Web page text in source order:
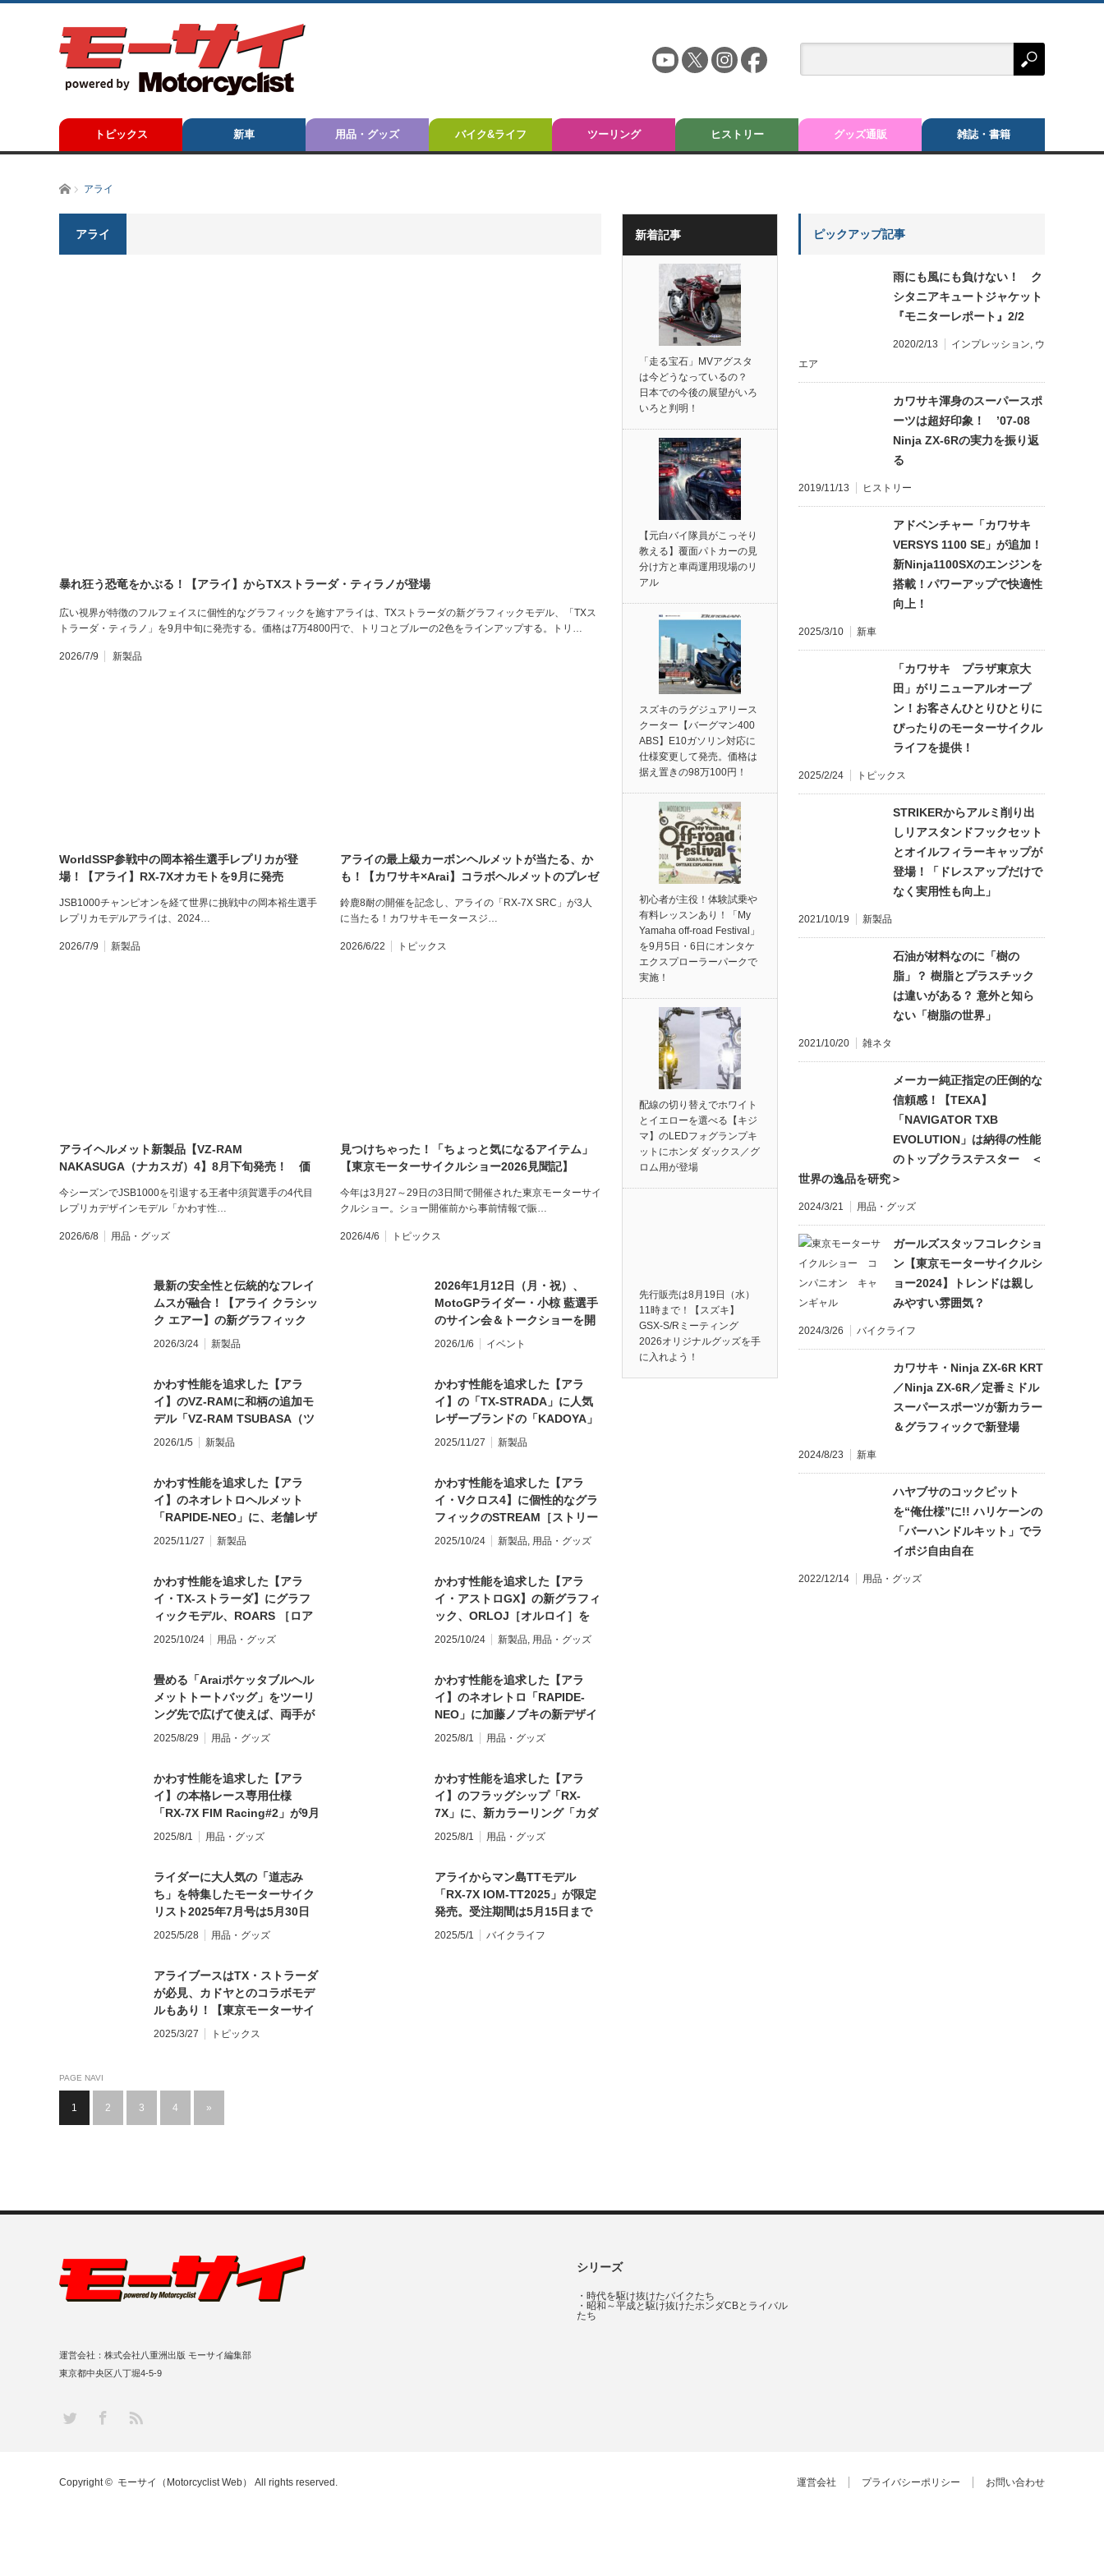
トピックス 新車 用品・グッズ バイク&ライフ ツーリング ヒストリー グッズ通販 雑誌・書籍
ホームアライ
アライ
暴れ狂う恐竜をかぶる！【アライ】からTXストラーダ・ティラノが登場
広い視界が特徴のフルフェイスに個性的なグラフィックを施すアライは、TXストラーダの新グラフィックモデル、「TXス
トラーダ・ティラノ」を9月中旬に発売する。価格は7万4800円で、トリコとブルーの2色をラインアップする。トリ…
2026/7/9 新製品
WorldSSP参戦中の岡本裕生選手レプリカが登
場！【アライ】RX-7Xオカモトを9月に発売
JSB1000チャンピオンを経て世界に挑戦中の岡本裕生選手
レプリカモデルアライは、2024…
2026/7/9 新製品
アライの最上級カーボンヘルメットが当たる、か
も！【カワサキ×Arai】コラボヘルメットのプレゼ
鈴鹿8耐の開催を記念し、アライの「RX-7X SRC」が3人
に当たる！カワサキモータースジ…
2026/6/22 トピックス
アライヘルメット新製品【VZ-RAM
NAKASUGA（ナカスガ）4】8月下旬発売！ 価
今シーズンでJSB1000を引退する王者中須賀選手の4代目
レプリカデザインモデル「かわす性…
2026/6/8 用品・グッズ
見つけちゃった！「ちょっと気になるアイテム」
【東京モーターサイクルショー2026見聞記】
今年は3月27～29日の3日間で開催された東京モーターサイ
クルショー。ショー開催前から事前情報で賑…
2026/4/6 トピックス
最新の安全性と伝統的なフレイ
ムスが融合！【アライ クラシッ
ク エアー】の新グラフィック
「チョッパー」が登場
2026/3/24 新製品
2026年1月12日（月・祝）、
MotoGPライダー・小椋 藍選手
のサイン会＆トークショーを開
催！
2026/1/6 イベント
かわす性能を追求した【アラ
イ】のVZ-RAMに和柄の追加モ
デル「VZ-RAM TSUBASA（ツ
バサ）」が登場
2026/1/5 新製品
かわす性能を追求した【アラ
イ】の「TX-STRADA」に人気
レザーブランドの「KADOYA」
とのコラボモデルが登場！
2025/11/27 新製品
かわす性能を追求した【アラ
イ】のネオレトロヘルメット
「RAPIDE-NEO」に、老舗レザ
ーブランド「KADOYA」とのコ
2025/11/27 新製品
かわす性能を追求した【アラ
イ・Vクロス4】に個性的なグラ
フィックのSTREAM［ストリー
ム］を設定
2025/10/24 新製品, 用品・グッズ
かわす性能を追求した【アラ
イ・TX-ストラーダ】にグラフ
ィックモデル、ROARS ［ロア
ーズ］が登場
2025/10/24 用品・グッズ
かわす性能を追求した【アラ
イ・アストロGX】の新グラフィ
ック、ORLOJ［オルロイ］を
12月上旬に発売
2025/10/24 新製品, 用品・グッズ
畳める「Araiポケッタブルヘル
メットトートバッグ」をツーリ
ング先で広げて使えば、両手が
フリーに！4,180円
2025/8/29 用品・グッズ
かわす性能を追求した【アラ
イ】のネオレトロ「RAPIDE-
NEO」に加藤ノブキの新デザイ
ン「HAVE A BIKE DAY」が追
2025/8/1 用品・グッズ
かわす性能を追求した【アラ
イ】の本格レース専用仕様
「RX-7X FIM Racing#2」が9月
下旬発売！
2025/8/1 用品・グッズ
かわす性能を追求した【アラ
イ】のフラッグシップ「RX-
7X」に、新カラーリング「カダ
ローラ・リスタイル」（84,700
2025/8/1 用品・グッズ
ライダーに大人気の「道志み
ち」を特集したモーターサイク
リスト2025年7月号は5月30日
（金）発売！
2025/5/28 用品・グッズ
アライからマン島TTモデル
「RX-7X IOM-TT2025」が限定
発売。受注期間は5月15日まで
で、取り扱いはアライヘルメッ
2025/5/1 バイクライフ
アライブースはTX・ストラーダ
が必見、カドヤとのコラボモデ
ルもあり！【東京モーターサイ
クルショー2025 必見ブース紹
2025/3/27 トピックス
PAGE NAVI
1 2 3 4 »
新着記事
「走る宝石」MVアグスタ
は今どうなっているの？
日本での今後の展望がいろ
いろと判明！
【元白バイ隊員がこっそり
教える】覆面パトカーの見
分け方と車両運用現場のリ
アル
スズキのラグジュアリース
クーター【バーグマン400
ABS】E10ガソリン対応に
仕様変更して発売。価格は
据え置きの98万100円！
初心者が主役！体験試乗や
有料レッスンあり！「My
Yamaha off-road Festival」
を9月5日・6日にオンタケ
エクスプローラーパークで
実施！
配線の切り替えでホワイト
とイエローを選べる【キジ
マ】のLEDフォグランプキ
ットにホンダ ダックス／グ
ロム用が登場
先行販売は8月19日（水）
11時まで！【スズキ】
GSX-S/Rミーティング
2026オリジナルグッズを手
に入れよう！
ピックアップ記事
雨にも風にも負けない！ ク
シタニアキュートジャケット
『モニターレポート』2/2
2020/2/13 インプレッション, ウ
エア
カワサキ渾身のスーパースポ
ーツは超好印象！ ’07-08
Ninja ZX-6Rの実力を振り返
る
2019/11/13 ヒストリー
アドベンチャー「カワサキ
VERSYS 1100 SE」が追加！
新Ninja1100SXのエンジンを
搭載！パワーアップで快適性
向上！
2025/3/10 新車
「カワサキ プラザ東京大
田」がリニューアルオープ
ン！お客さんひとりひとりに
ぴったりのモーターサイクル
ライフを提供！
2025/2/24 トピックス
STRIKERからアルミ削り出
しリアスタンドフックセット
とオイルフィラーキャップが
登場！「ドレスアップだけで
なく実用性も向上」
2021/10/19 新製品
石油が材料なのに「樹の
脂」？ 樹脂とプラスチック
は違いがある？ 意外と知ら
ない「樹脂の世界」
2021/10/20 雑ネタ
メーカー純正指定の圧倒的な
信頼感！【TEXA】
「NAVIGATOR TXB
EVOLUTION」は納得の性能
のトップクラステスター ＜
世界の逸品を研究＞
2024/3/21 用品・グッズ
ガールズスタッフコレクショ
ン【東京モーターサイクルシ
ョー2024】トレンドは親し
みやすい雰囲気？
2024/3/26 バイクライフ
カワサキ・Ninja ZX-6R KRT
／Ninja ZX-6R／定番ミドル
スーパースポーツが新カラー
＆グラフィックで新登場
2024/8/23 新車
ハヤブサのコックピット
を“俺仕様”に!! ハリケーンの
「バーハンドルキット」でラ
イポジ自由自在
2022/12/14 用品・グッズ
シリーズ
・ 時代を駆け抜けたバイクたち
・ 昭和～平成と駆け抜けたホンダCBとライバル
たち
運営会社：株式会社八重洲出版 モーサイ編集部
東京都中央区八丁堀4-5-9
Twitter Facebook
RSS
運営会社 プライバシーポリシー お問い合わせ
Copyright © モーサイ（Motorcyclist Web） All rights reserved.